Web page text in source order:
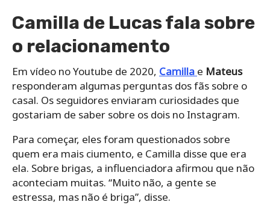
Camilla de Lucas fala sobre
o relacionamento
Em vídeo no Youtube de 2020, Camilla e Mateus
responderam algumas perguntas dos fãs sobre o
casal. Os seguidores enviaram curiosidades que
gostariam de saber sobre os dois no Instagram.
Para começar, eles foram questionados sobre
quem era mais ciumento, e Camilla disse que era
ela. Sobre brigas, a influenciadora afirmou que não
aconteciam muitas. “Muito não, a gente se
estressa, mas não é briga”, disse.